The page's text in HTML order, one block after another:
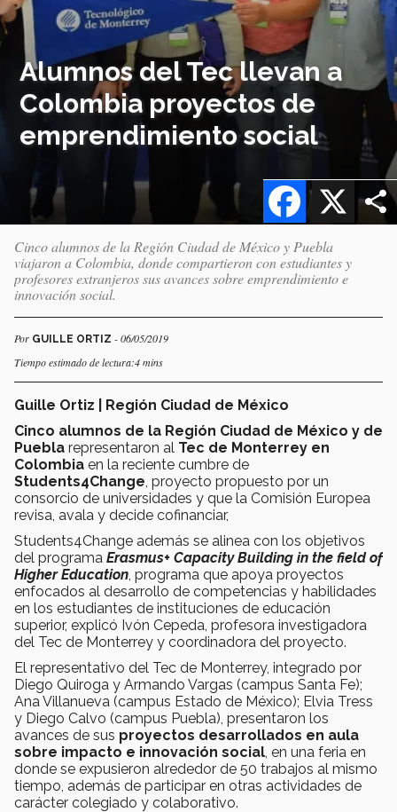
Alumnos del Tec llevan a
Colombia proyectos de
emprendimiento social
X
Facebook
Cinco alumnos de la Región Ciudad de México y Puebla
viajaron a Colombia, donde compartieron con estudiantes y
profesores extranjeros sus avances sobre emprendimiento e
innovación social.
Por GUILLE ORTIZ - 06/05/2019
Tiempo estimado de lectura:4 mins
Guille Ortiz | Región Ciudad de México
Cinco alumnos de la Región Ciudad de México y de
Puebla representaron al Tec de Monterrey en
Colombia en la reciente cumbre de
Students4Change , proyecto propuesto por un
consorcio de universidades y que la Comisión Europea
revisa, avala y decide cofinanciar,
Students4Change además se alinea con los objetivos
del programa Erasmus+ Capacity Building in the field of
Higher Education , programa que apoya proyectos
enfocados al desarrollo de competencias y habilidades
en los estudiantes de instituciones de educación
superior, explicó Ivón Cepeda, profesora investigadora
del Tec de Monterrey y coordinadora del proyecto.
El representativo del Tec de Monterrey, integrado por
Diego Quiroga y Armando Vargas (campus Santa Fe);
Ana Villanueva (campus Estado de México); Elvia Tress
y Diego Calvo (campus Puebla), presentaron los
avances de sus proyectos desarrollados en aula
sobre impacto e innovación social , en una feria en
donde se expusieron alrededor de 50 trabajos al mismo
tiempo, además de participar en otras actividades de
carácter colegiado y colaborativo.